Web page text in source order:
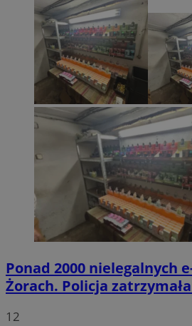
Ponad 2000 nielegalnych
Żorach. Policja
12